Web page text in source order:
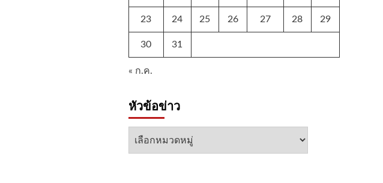
23 24 25 26 27 28 29
30 31
« ก.ค.
หัวข้อข่าว
หัวข้อ